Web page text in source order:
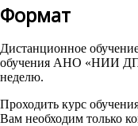
Формат
Дистанционное
обучения АНО «НИИ
неделю.
Проходить курс
Вам необходим только